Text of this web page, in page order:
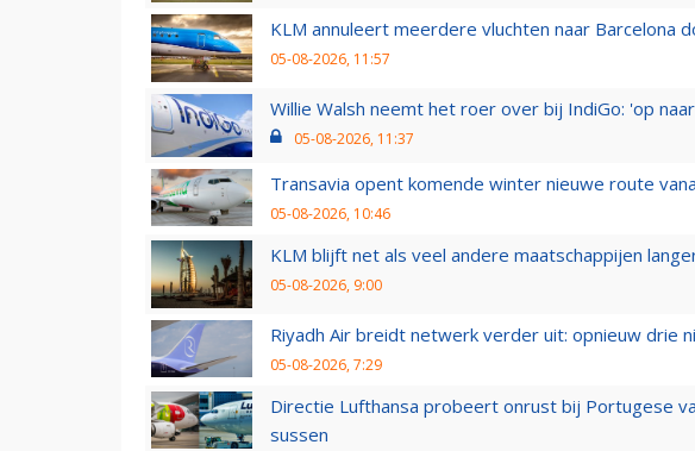
KLM annuleert meerdere vluchten naar Barcelona
05-08-2026, 11:57
Willie Walsh neemt het roer over bij IndiGo: 'op
05-08-2026, 11:37
Transavia opent komende winter nieuwe route
05-08-2026, 10:46
KLM blijft net als veel andere maatschappijen
05-08-2026, 9:00
Riyadh Air breidt netwerk verder uit: opnieuw drie
05-08-2026, 7:29
Directie Lufthansa probeert onrust bij Portugese
sussen